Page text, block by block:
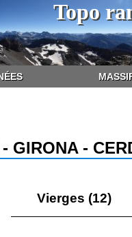
Topo
GIRONA -
Vierges (12)